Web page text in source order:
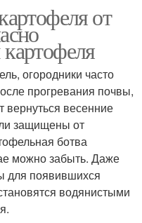
от
огородники часто
прогревания почвы,
вернуться весенние
защищены от
ботва
можно забыть. Даже
для появившихся
водянистыми